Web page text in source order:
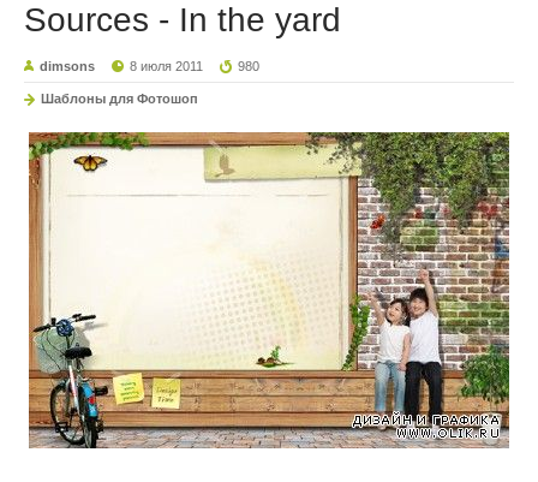
Sources - In the yard
dimsons 8 июля 2011 980
Шаблоны для Фотошоп